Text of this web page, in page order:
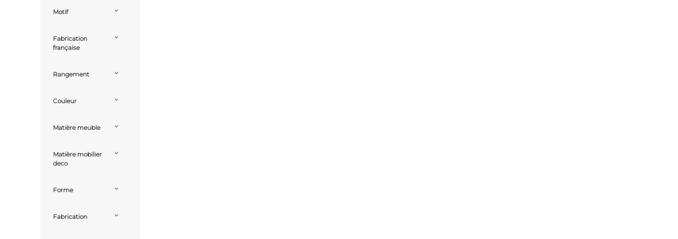
Motif
Fabrication
française
Rangement
Couleur
Matière meuble
Matière mobilier
deco
Forme
Fabrication